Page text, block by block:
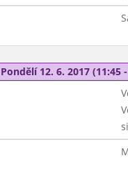
Pondělí 12. 6. 2017 (11:45